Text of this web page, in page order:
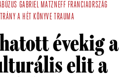
GABRIEL MATZNEFF FRANCIAORSZÁG
A HÉT KÖNYVE TRAUMA
évekig a
elit a